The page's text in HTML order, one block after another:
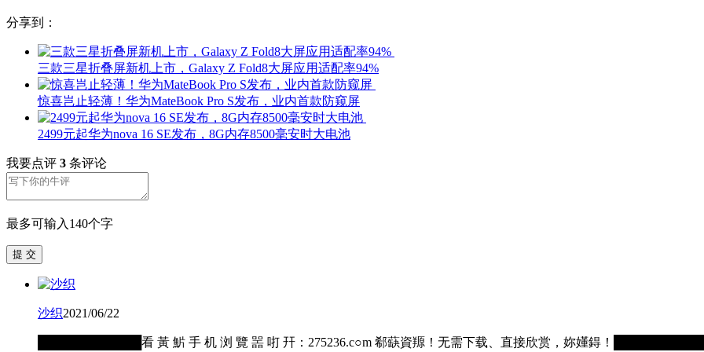
分享到：
三款三星折叠屏新机上市，Galaxy Z Fold8大屏应用适配率94%
惊喜岂止轻薄！华为MateBook Pro S发布，业内首款防窥屏
2499元起华为nova 16 SE发布，8G内存8500毫安时大电池
我要点评 3 条评论
最多可输入140个字
提 交
沙织2021/06/22
████████████看 黃 魸 手 机 浏 覽 噐 咑 幵：275236.c○m 郗蒛資羱！无需下载、直接欣赏，妳嬞鍀！